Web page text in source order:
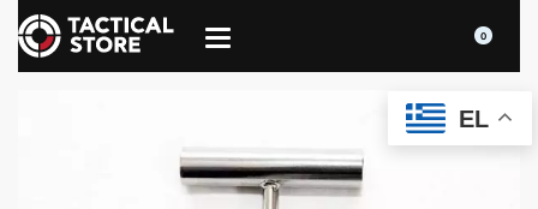
0
EL